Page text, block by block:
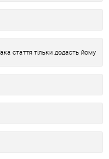
стаття тільки додасть йому